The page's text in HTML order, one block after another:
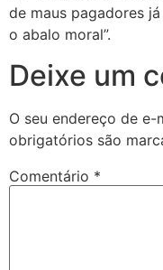
de maus pagadores
o abalo moral”.
Deixe um
O seu endereço de
obrigatórios são
Comentário *